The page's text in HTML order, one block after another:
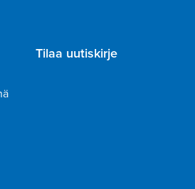
Tilaa uutiskirje